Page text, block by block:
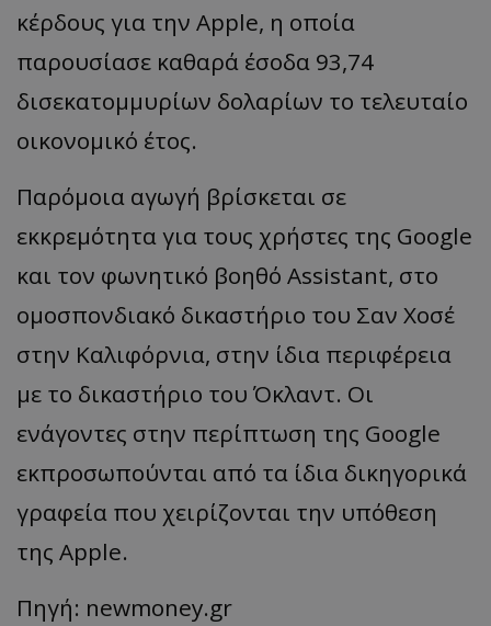
κέρδους για την Apple, η οποία
παρουσίασε καθαρά έσοδα 93,74
δισεκατομμυρίων δολαρίων το τελευταίο
οικονομικό έτος.
Παρόμοια αγωγή βρίσκεται σε
εκκρεμότητα για τους χρήστες της Google
και τον φωνητικό βοηθό Assistant, στο
ομοσπονδιακό δικαστήριο του Σαν Χοσέ
στην Καλιφόρνια, στην ίδια περιφέρεια
με το δικαστήριο του Όκλαντ. Οι
ενάγοντες στην περίπτωση της Google
εκπροσωπούνται από τα ίδια δικηγορικά
γραφεία που χειρίζονται την υπόθεση
της Apple.
Πηγή: newmoney.gr